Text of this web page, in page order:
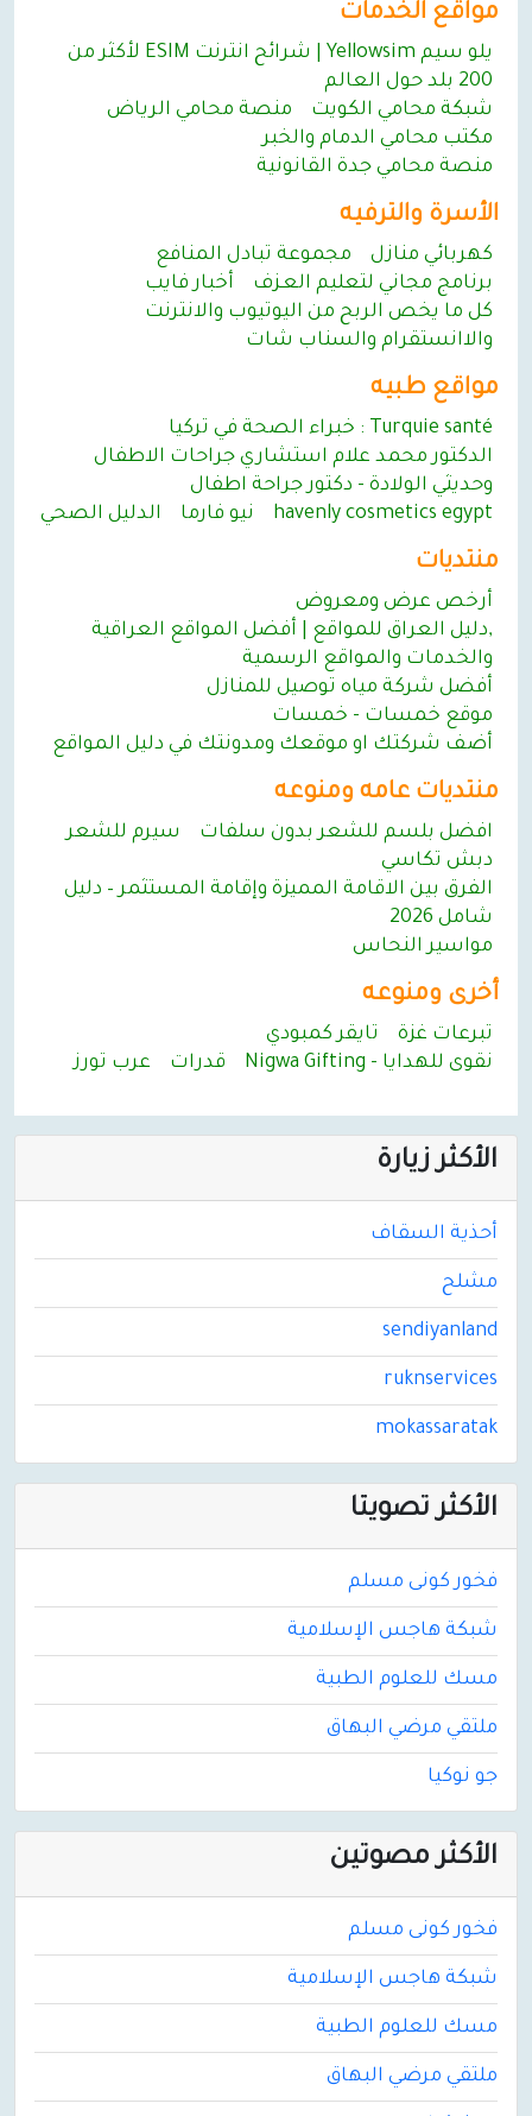
مواقع الخدمات
يلو سيم Yellowsim | شرائح انترنت ESIM لأكثر من
200 بلد حول العالم
شبكة محامي الكويت
منصة محامي الرياض
مكتب محامي الدمام والخبر
منصة محامي جدة القانونية
الأسرة والترفيه
كهربائي منازل
مجموعة تبادل المنافع
برنامج مجاني لتعليم العـزف
أخبار فايب
كل ما يخص الربح من اليوتيوب والانترنت
والاانستقرام والسناب شات
مواقع طبيه
Turquie santé : خبراء الصحة في تركيا
الدكتور محمد علام استشاري جراحات الاطفال
وحديثي الولادة - دكتور جراحة اطفال
havenly cosmetics egypt
نيو فارما الدليل الصحي
منتديات
أرخص عرض ومعروض
,دليل العراق للمواقع | أفضل المواقع العراقية
والخدمات والمواقع الرسمية
أفضل شركة مياه توصيل للمنازل
موقع خمسات - خمسات
أضف شركتك او موقعك ومدونتك في دليل المواقع
منتديات عامه ومنوعه
افضل بلسم للشعر بدون سلفات
سيرم للشعر
دبش تكاسي
الفرق بين الاقامة المميزة وإقامة المستثمر – دليل
شامل 2026
مواسير النحاس
أخرى ومنوعه
تبرعات غزة
تايقر كمبودي
نقوى للهدايا - Nigwa Gifting
قدرات عرب تورز
الأكثر زيارة
أحذية السقاف
مشلح
sendiyanland
ruknservices
mokassaratak
الأكثر تصويتا
فخور كونى مسلم
شبكة هاجس الإسلامية
مسك للعلوم الطبية
ملتقي مرضي البهاق
جو نوكيا
الأكثر مصوتين
فخور كونى مسلم
شبكة هاجس الإسلامية
مسك للعلوم الطبية
ملتقي مرضي البهاق